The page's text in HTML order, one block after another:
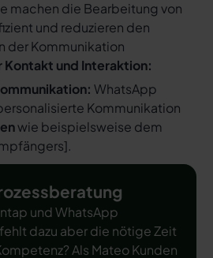
machen die Bearbeitung von
und reduzieren den
der Kommunikation
Kontakt und Interaktion:
WhatsApp
Kommunikation
wie beispielsweise dem
].
und WhatsApp
dazu aber die nötige Zeit
Als Mateo Kunden